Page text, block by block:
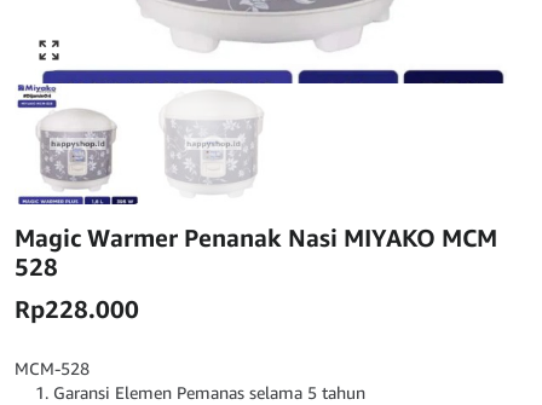
Click to enlarge
Magic Warmer Penanak Nasi MIYAKO MCM
528
Rp228.000
MCM-528
Garansi Elemen Pemanas selama 5 tahun